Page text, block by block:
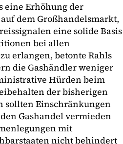
eine Erhöhung der
dem Großhandelsmarkt,
eine solide Basis
bei allen
erlangen, betonte Rahls
die Gashändler weniger
Hürden beim
der bisherigen
sollten Einschränkungen
Gashandel vermieden
mit
nicht behindert